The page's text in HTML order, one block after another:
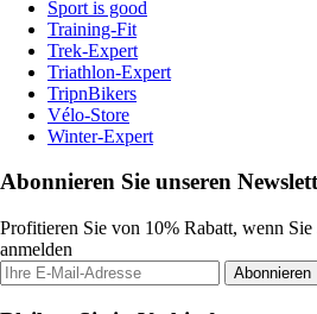
Sport is good
Training-Fit
Trek-Expert
Triathlon-Expert
TripnBikers
Vélo-Store
Winter-Expert
Abonnieren Sie unseren
Profitieren Sie von 10% Rabatt, wenn
anmelden
Abonnieren